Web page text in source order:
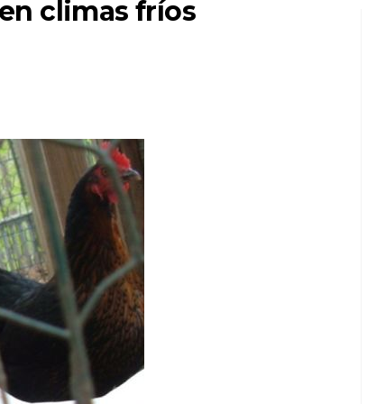
climas fríos
PERROS
¿Por qué mi perro de
repente tiene miedo
de caminar?
7,2026